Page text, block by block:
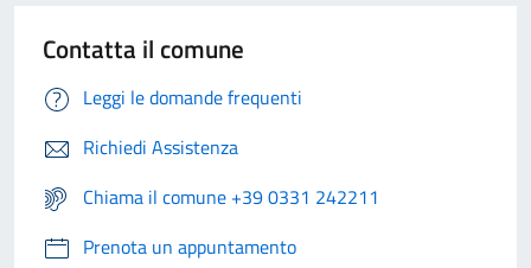
Contatta il comune
Leggi le domande frequenti
Richiedi Assistenza
Chiama il comune +39 0331 242211
Prenota un appuntamento